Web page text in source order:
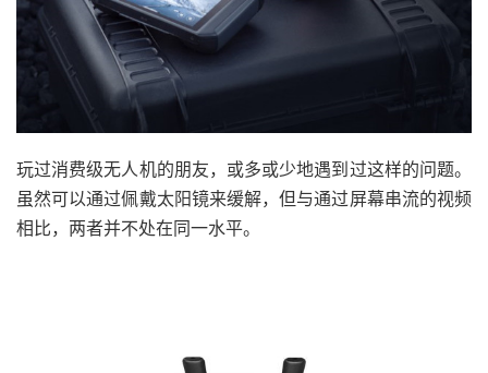
玩过消费级无人机的朋友，或多或少地遇到过这样的问题。
虽然可以通过佩戴太阳镜来缓解，但与通过屏幕串流的视频
相比，两者并不处在同一水平。